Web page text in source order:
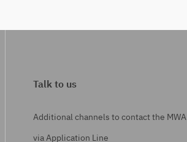
Talk to us
Additional channels to contact the MWA
via Application Line